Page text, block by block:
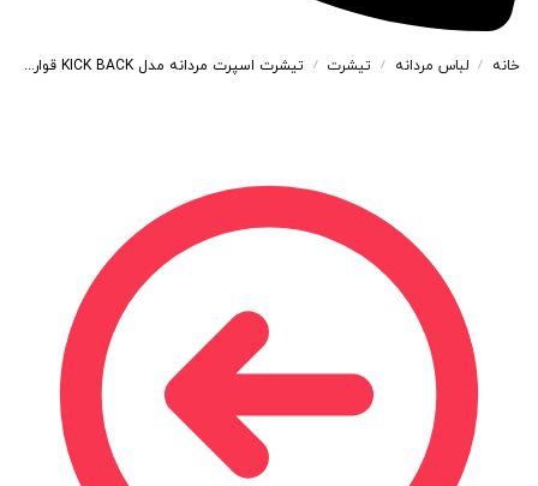
خانه / لباس مردانه / تیشرت / تیشرت اسپرت مردانه مدل KICK BACK قواره BOX رنگ آبی کد 48103